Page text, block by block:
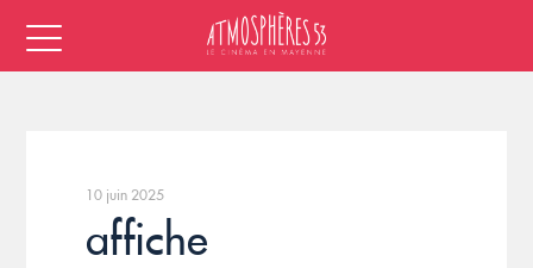
10 juin 2025
affiche